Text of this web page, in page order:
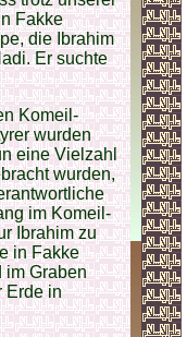
Fakke
die Ibrahim
Er suchte
Komeil-
wurden
eine Vielzahl
wurden,
im Komeil-
Ibrahim zu
in Fakke
im Graben
Erde in